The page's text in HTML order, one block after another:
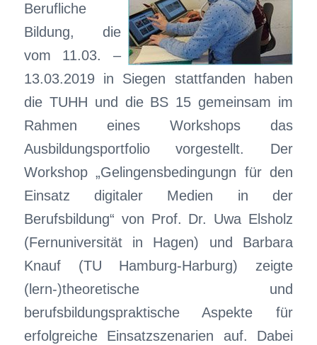
Berufliche
Bildung, die
vom 11.03. –
13.03.2019 in Siegen stattfanden haben
die TUHH und die BS 15 gemeinsam im
Rahmen eines Workshops das
Ausbildungsportfolio vorgestellt. Der
Workshop „Gelingensbedingungn für den
Einsatz digitaler Medien in der
Berufsbildung“ von Prof. Dr. Uwa Elsholz
(Fernuniversität in Hagen) und Barbara
Knauf (TU Hamburg-Harburg) zeigte
(lern-)theoretische und
berufsbildungspraktische Aspekte für
erfolgreiche Einsatzszenarien auf. Dabei